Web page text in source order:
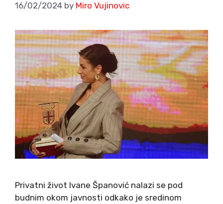
16/02/2024 by Miro Vujinovic
Privatni život Ivane Španović nalazi se pod
budnim okom javnosti odkako je sredinom